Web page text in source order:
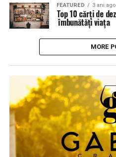
FEATURED 3 ani ago
Top 10 cărți de
îmbunătăți viața
MORE